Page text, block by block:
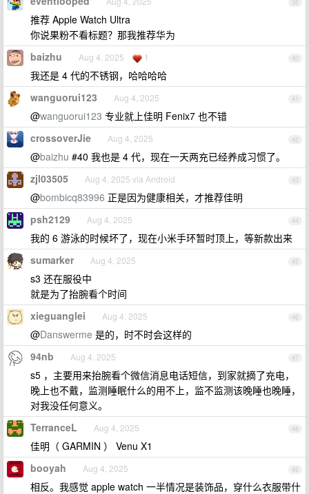
39
推荐 Apple Watch Ultra
你说果粉不看标题？那我推荐华为
40
baizhu Aug 4, 2025 1
我还是 4 代的不锈钢，哈哈哈哈
41
wanguorui123 Aug 4, 2025
@wanguorui123 专业就上佳明 Fenix7 也不错
42
crossoverJie Aug 4, 2025
@baizhu #40 我也是 4 代，现在一天两充已经养成习惯了。
43
zjl03505 Aug 4, 2025 via Android
@bombicq83996 正是因为健康相关，才推荐佳明
44
psh2129 Aug 4, 2025
我的 6 游泳的时候坏了，现在小米手环暂时顶上，等新款出来
45
sumarker Aug 4, 2025
s3 还在服役中
就是为了抬腕看个时间
46
xieguanglei Aug 4, 2025
@Danswerme 是的，时不时会这样的
47
94nb Aug 4, 2025
s5 ，主要用来抬腕看个微信消息电话短信，到家就摘了充电，
晚上也不戴，监测睡眠什么的用不上，监不监测该晚睡也晚睡，
对我没任何意义。
48
TerranceL Aug 4, 2025
佳明（ GARMIN ） Venu X1
49
booyah Aug 4, 2025
相反。我感觉 apple watch 一半情况是装饰品，穿什么衣服带什